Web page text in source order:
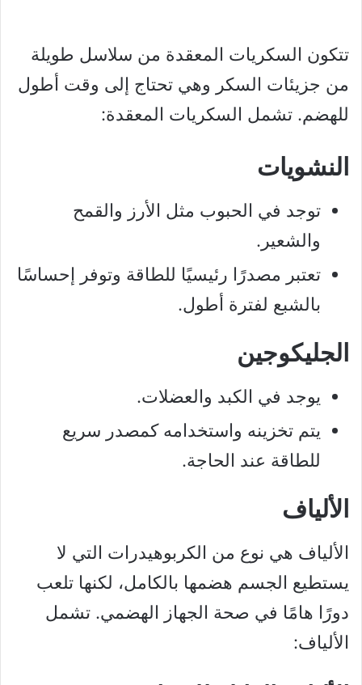
تتكون السكريات المعقدة من سلاسل طويلة
من جزيئات السكر وهي تحتاج إلى وقت أطول
للهضم. تشمل السكريات المعقدة:
النشويات
توجد في الحبوب مثل الأرز والقمح
والشعير.
تعتبر مصدرًا رئيسيًا للطاقة وتوفر إحساسًا
بالشبع لفترة أطول.
الجليكوجين
يوجد في الكبد والعضلات.
يتم تخزينه واستخدامه كمصدر سريع
للطاقة عند الحاجة.
الألياف
الألياف هي نوع من الكربوهيدرات التي لا
يستطيع الجسم هضمها بالكامل، لكنها تلعب
دورًا هامًا في صحة الجهاز الهضمي. تشمل
الألياف: